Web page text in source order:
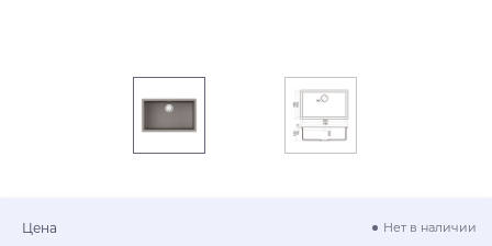
Цена Нет в наличии